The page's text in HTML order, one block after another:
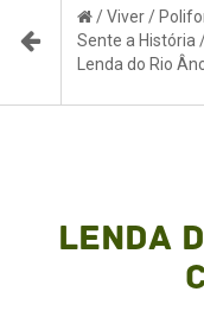
/Viver/
Sente a História
Lenda do Rio
Lenda